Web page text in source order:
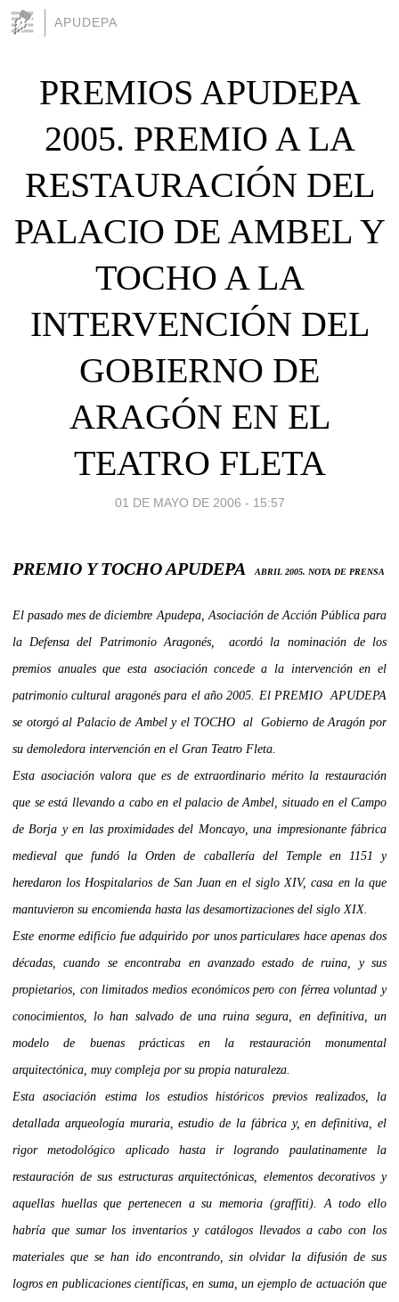
APUDEPA
PREMIOS APUDEPA
2005. PREMIO A LA
RESTAURACIÓN DEL
PALACIO DE AMBEL Y
TOCHO A LA
INTERVENCIÓN DEL
GOBIERNO DE
ARAGÓN EN EL
TEATRO FLETA
01 DE MAYO DE 2006 - 15:57
PREMIO Y TOCHO APUDEPA ABRIL 2005. NOTA DE PRENSA
El pasado mes de diciembre Apudepa, Asociación de Acción Pública para
la Defensa del Patrimonio Aragonés, acordó la nominación de los
premios anuales que esta asociación concede a la intervención en el
patrimonio cultural aragonés para el año 2005. El PREMIO APUDEPA
se otorgó al Palacio de Ambel y el TOCHO al Gobierno de Aragón por
su demoledora intervención en el Gran Teatro Fleta.
Esta asociación valora que es de extraordinario mérito la restauración
que se está llevando a cabo en el palacio de Ambel, situado en el Campo
de Borja y en las proximidades del Moncayo, una impresionante fábrica
medieval que fundó la Orden de caballería del Temple en 1151 y
heredaron los Hospitalarios de San Juan en el siglo XIV, casa en la que
mantuvieron su encomienda hasta las desamortizaciones del siglo XIX.
Este enorme edificio fue adquirido por unos particulares hace apenas dos
décadas, cuando se encontraba en avanzado estado de ruina, y sus
propietarios, con limitados medios económicos pero con férrea voluntad y
conocimientos, lo han salvado de una ruina segura, en definitiva, un
modelo de buenas prácticas en la restauración monumental
arquitectónica, muy compleja por su propia naturaleza.
Esta asociación estima los estudios históricos previos realizados, la
detallada arqueología muraria, estudio de la fábrica y, en definitiva, el
rigor metodológico aplicado hasta ir logrando paulatinamente la
restauración de sus estructuras arquitectónicas, elementos decorativos y
aquellas huellas que pertenecen a su memoria (graffiti). A todo ello
habría que sumar los inventarios y catálogos llevados a cabo con los
materiales que se han ido encontrando, sin olvidar la difusión de sus
logros en publicaciones científicas, en suma, un ejemplo de actuación que